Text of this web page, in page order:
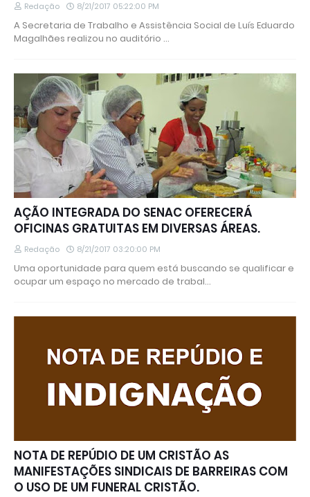
Redação 8/21/2017 05:22:00 PM
A Secretaria de Trabalho e Assistência Social de Luís Eduardo
Magalhães realizou no auditório …
AÇÃO INTEGRADA DO SENAC OFERECERÁ
OFICINAS GRATUITAS EM DIVERSAS ÁREAS.
Redação 8/21/2017 03:20:00 PM
Uma oportunidade para quem está buscando se qualificar e
ocupar um espaço no mercado de trabal…
NOTA DE REPÚDIO DE UM CRISTÃO AS
MANIFESTAÇÕES SINDICAIS DE BARREIRAS COM
O USO DE UM FUNERAL CRISTÃO.